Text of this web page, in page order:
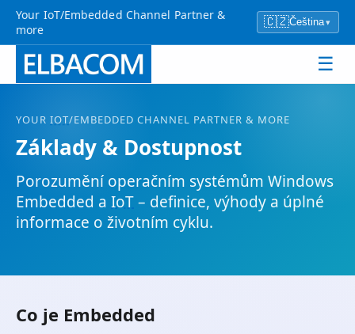
Your IoT/Embedded Channel Partner &
more
🇨🇿Čeština▾
☰
YOUR IOT/EMBEDDED CHANNEL PARTNER & MORE
Základy & Dostupnost
Porozumění operačním systémům Windows
Embedded a IoT– definice, výhody a úplné
informace o životním cyklu.
Co je Embedded